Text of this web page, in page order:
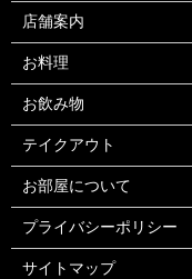
店舗案内
お料理
お飲み物
テイクアウト
お部屋について
プライバシーポリシー
サイトマップ